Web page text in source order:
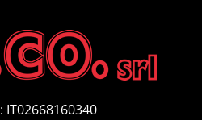
IT02668160340